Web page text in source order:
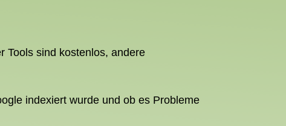
Tools sind kostenlos, andere
indexiert wurde und ob es Probleme